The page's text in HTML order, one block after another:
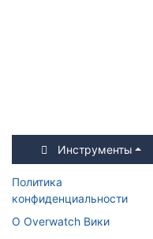
Инструменты
Политика
конфиденциальности
О Overwatch Вики